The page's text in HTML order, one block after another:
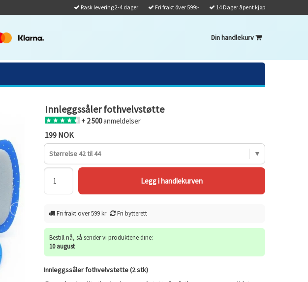
Rask levering 2-4 dager Fri frakt över 599:- 14 Dager åpent kjøp
Din handlekurv
Innleggssåler fothvelvstøtte
+ 2 500anmeldelser
199 NOK
Størrelse 42 til 44
Fri frakt over 599 kr Fri bytterett
Bestill nå, så sender vi produktene dine:
10 august
Innleggssåler fothvelvstøtte (2 stk)